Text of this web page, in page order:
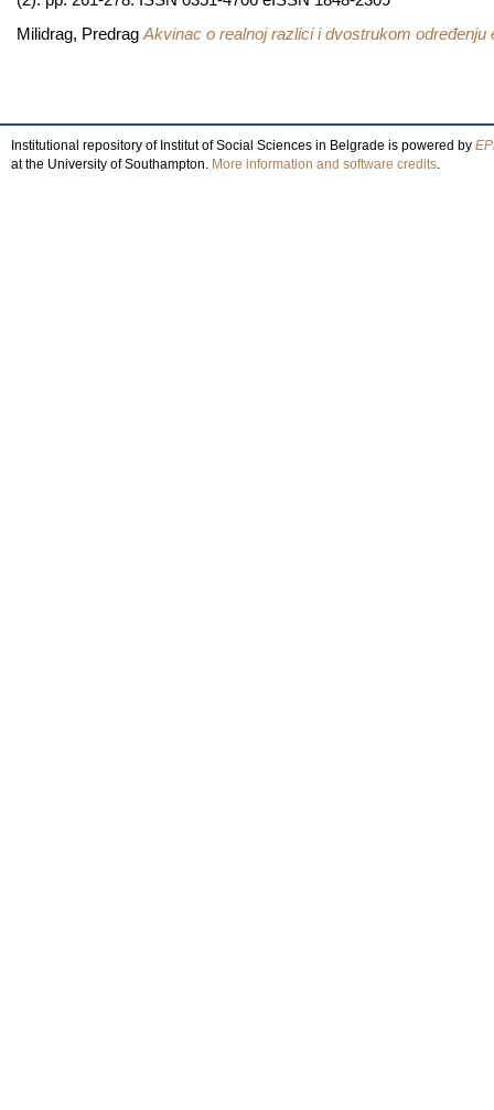
Milidrag, Predrag Akvinac o realnoj razlici i dvostrukom određenju
Institutional repository of Institut of Social Sciences in Belgrade is powered by
at the University of Southampton. More information and software credits